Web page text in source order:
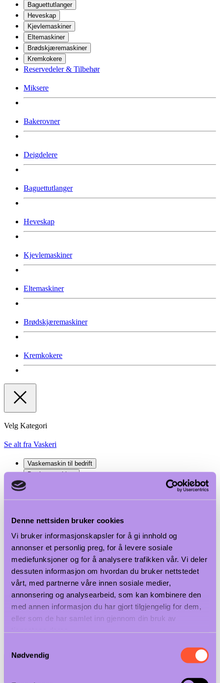
Denne nettsiden bruker cookies
Vi bruker informasjonskapsler for å gi innhold og
annonser et personlig preg, for å levere sosiale
mediefunksjoner og for å analysere trafikken vår. Vi deler
dessuten informasjon om hvordan du bruker nettstedet
vårt, med partnerne våre innen sosiale medier,
annonsering og analysearbeid, som kan kombinere den
med annen informasjon du har gjort tilgjengelig for dem,
eller som de har samlet inn gjennom din bruk av
Nødvendig
Baguettutlanger
Heveskap
Kjevlemaskiner
Eltemaskiner
Brødskjæremaskiner
Kremkokere
Reservedeler & Tilbehør
Miksere
Bakerovner
Deigdelere
Baguettutlanger
Heveskap
Kjevlemaskiner
Eltemaskiner
Brødskjæremaskiner
Kremkokere
Velg Kategori
Se alt fra Vaskeri
Vaskemaskin til bedrift
Barrieremaskiner
Vaskemaskin til bedrift
Barrieremaskiner
Tørketromler & Skap